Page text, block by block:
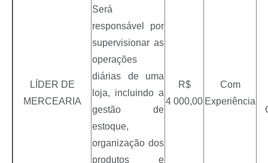
LÍDER DE
MERCEARIA
Será
responsável por
supervisionar as
operações
diárias de uma
loja, incluindo a
gestão de
estoque,
organização dos
produtos e
R$
4 000,00
Com
Experiência